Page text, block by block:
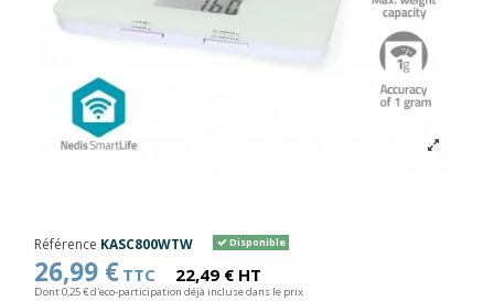
Référence KASC800WTW Disponible
26,99 € TTC 22,49 € HT
Dont 0,25 € d'eco-participation déjà incluse dans le prix